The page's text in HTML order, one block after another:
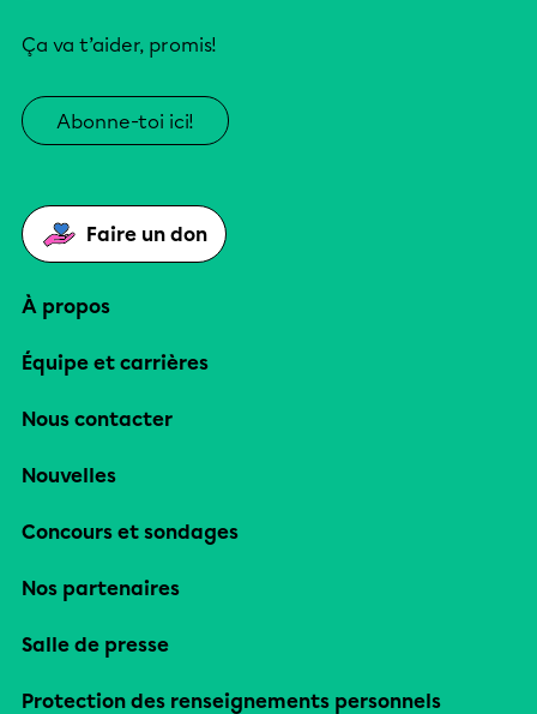
Ça va t’aider, promis!
Abonne-toi ici!
Faire un don
À propos
Équipe et carrières
Nous contacter
Nouvelles
Concours et sondages
Nos partenaires
Salle de presse
Protection des renseignements personnels